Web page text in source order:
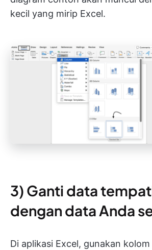
kecil yang mirip Excel.
3) Ganti data
dengan data Anda
Di aplikasi Excel, gunakan